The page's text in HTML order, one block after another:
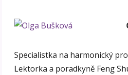
Specialistka na harmonický
Lektorka a poradkyně Feng